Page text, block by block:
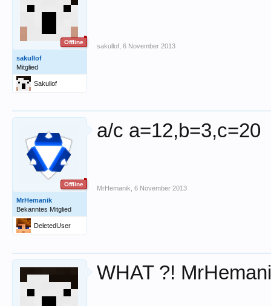
Offline
sakullof
Mitglied
Sakullof
sakullof 6 November 2013
Offline
MrHemanik
Bekanntes Mitglied
DeletedUser
a/c a=12,b=3,c=20
MrHemanik 6 November 2013
WHAT ?!